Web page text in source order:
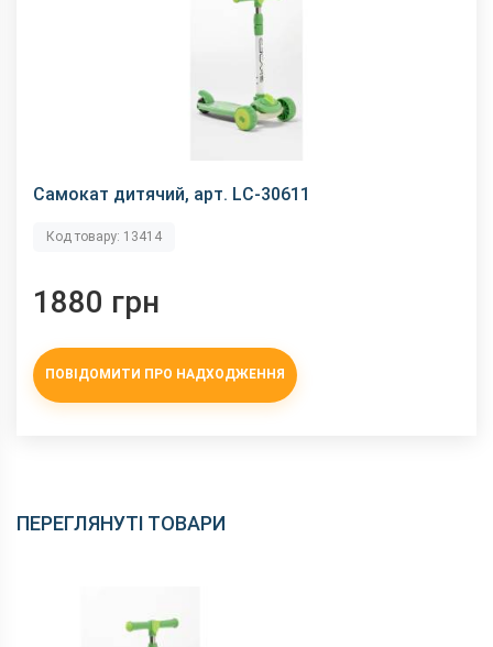
Самокат дитячий, арт. LC-30611
Код товару: 13414
1880 грн
ПОВІДОМИТИ ПРО НАДХОДЖЕННЯ
ПЕРЕГЛЯНУТІ ТОВАРИ